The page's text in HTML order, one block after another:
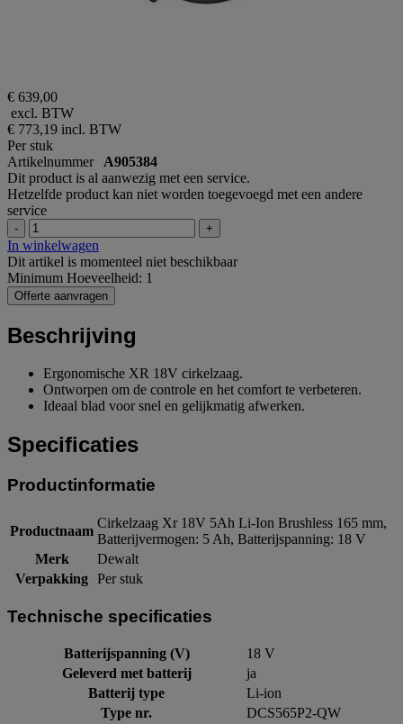
€ 639,00
excl. BTW
€ 773,19 incl. BTW
Per stuk
Artikelnummer A905384
Dit product is al aanwezig met een service.
Hetzelfde product kan niet worden toegevoegd met een andere
service
- +
In winkelwagen
Dit artikel is momenteel niet beschikbaar
Minimum Hoeveelheid: 1
Offerte aanvragen
Beschrijving
Ergonomische XR 18V cirkelzaag.
Ontworpen om de controle en het comfort te verbeteren.
Ideaal blad voor snel en gelijkmatig afwerken.
Specificaties
Productinformatie
Productnaam
Cirkelzaag Xr 18V 5Ah Li-Ion Brushless 165 mm,
Batterijvermogen: 5 Ah, Batterijspanning: 18 V
Merk
Dewalt
Verpakking Per stuk
Technische specificaties
Batterijspanning (V)
18 V
Geleverd met batterij
ja
Batterij type
Li-ion
Type nr.
DCS565P2-QW